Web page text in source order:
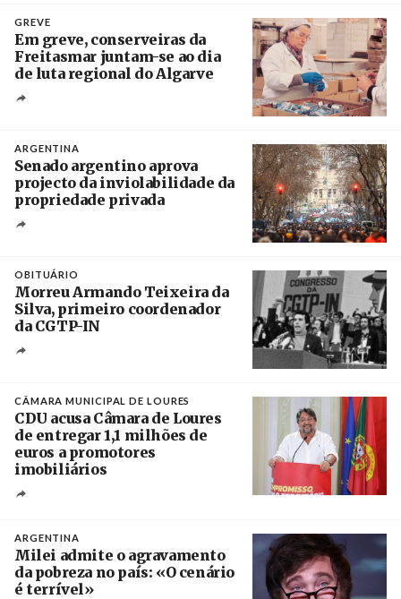
GREVE
Em greve, conserveiras da
Freitasmar juntam-se ao dia
de luta regional do Algarve
ARGENTINA
Senado argentino aprova
projecto da inviolabilidade da
propriedade privada
OBITUÁRIO
Morreu Armando Teixeira da
Silva, primeiro coordenador
da CGTP-IN
CÂMARA MUNICIPAL DE LOURES
CDU acusa Câmara de Loures
de entregar 1,1 milhões de
euros a promotores
imobiliários
ARGENTINA
Milei admite o agravamento
da pobreza no país: «O cenário
é terrível»